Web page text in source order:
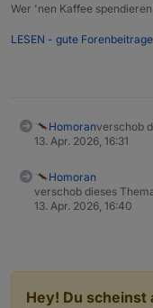
Wer 'nen Kaffee
LESEN - gute Forenbeitrage
Homoranverschob
13. Apr. 2026, 16:31
Homoran
verschob dieses
13. Apr. 2026, 16:40
Hey! Du scheinst